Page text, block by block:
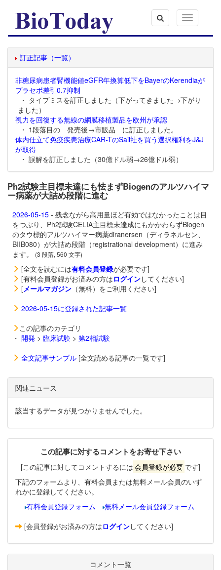
Toggle
navigation
訂正記事（一覧）
非糖尿病患者腎機能値eGFR年換算低下をBayerのKerendiaが
プラセボ差引0.7抑制
・ タイプミスを訂正しました（下がってきました→下がり
ました）
視力を回復する無線の網膜移植製品を欧州が承認
・ 1段落目の 発売後→市販品 に訂正しました。
体内仕立て免疫疾患治療CAR-TのSail社を買う選択権利をJ&J
が取得
・ 誤解を訂正しました（30億ドル弱→26億ドル弱）
Ph2試験主目標未達にも怯まずBiogenのアルツハイマ
ー病薬が大詰め段階に進む
2026-05-15 - 残念ながら高用量ほど有効ではなかったことは目
をつぶり、Ph2試験CELIA主目標未達成にもかかわらずBiogen
のタウ標的アルツハイマー病薬diranersen（ディラネルセン、
BIIB080）が大詰め段階（registrational development）に進み
ます。
(3 段落, 560 文字)
[全文を読むには有料会員登録が必要です]
[有料会員登録がお済みの方はログインしてください]
[メールマガジン （無料）をご利用ください]
2026-05-15に登録された記事一覧
この記事のカテゴリ
・ 開発 > 臨床試験 > 第2相試験
全文記事サンプル [全文読める記事の一覧です]
関連ニュース
該当するデータが見つかりませんでした。
この記事に対するコメントをお寄せ下さい
[この記事に対してコメントするには 会員登録が必要 です]
下記のフォームより、有料会員または無料メール会員のいず
れかに登録してください。
有料会員登録フォーム
無料メール会員登録フォーム
[会員登録がお済みの方はログインしてください]
コメント一覧